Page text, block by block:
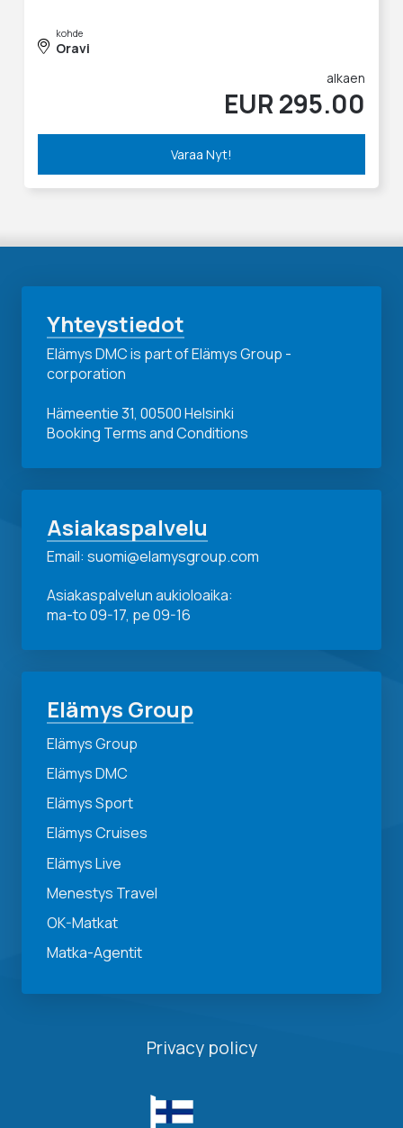
kohde
Oravi
alkaen
EUR 295.00
Varaa Nyt!
Yhteystiedot
Elämys DMC is part of Elämys Group -
corporation
Hämeentie 31, 00500 Helsinki
Booking Terms and Conditions
Asiakaspalvelu
Email: suomi@elamysgroup.com
Asiakaspalvelun aukioloaika:
ma-to 09-17, pe 09-16
Elämys Group
Elämys Group
Elämys DMC
Elämys Sport
Elämys Cruises
Elämys Live
Menestys Travel
OK-Matkat
Matka-Agentit
Privacy policy